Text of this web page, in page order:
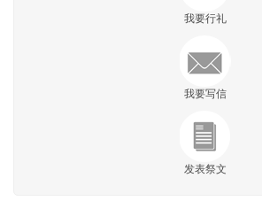
我要行礼
我要写信
发表祭文